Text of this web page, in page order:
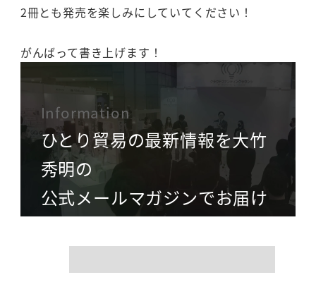
2冊とも発売を楽しみにしていてください！
がんばって書き上げます！
Information
ひとり貿易の最新情報を大竹
秀明の
公式メールマガジンでお届け